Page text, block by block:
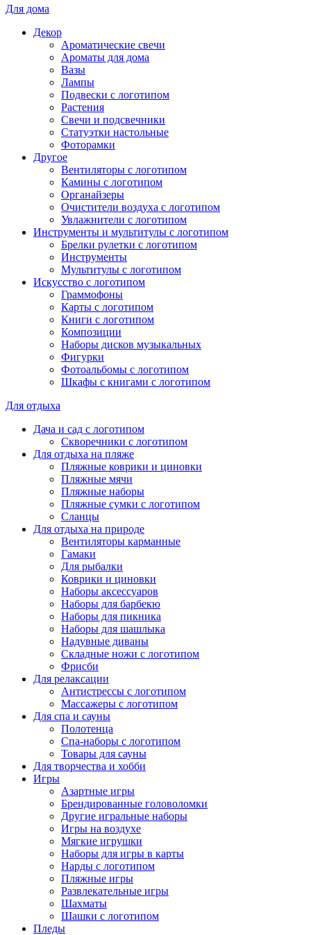
Для дома
Декор
Ароматические свечи
Ароматы для дома
Вазы
Лампы
Подвески с логотипом
Растения
Свечи и подсвечники
Статуэтки настольные
Фоторамки
Другое
Вентиляторы с логотипом
Камины с логотипом
Органайзеры
Очистители воздуха с логотипом
Увлажнители с логотипом
Инструменты и мультитулы с логотипом
Брелки рулетки с логотипом
Инструменты
Мультитулы с логотипом
Искусство с логотипом
Граммофоны
Карты с логотипом
Книги с логотипом
Композиции
Наборы дисков музыкальных
Фигурки
Фотоальбомы с логотипом
Шкафы с книгами с логотипом
Для отдыха
Дача и сад с логотипом
Скворечники с логотипом
Для отдыха на пляже
Пляжные коврики и циновки
Пляжные мячи
Пляжные наборы
Пляжные сумки с логотипом
Сланцы
Для отдыха на природе
Вентиляторы карманные
Гамаки
Для рыбалки
Коврики и циновки
Наборы аксессуаров
Наборы для барбекю
Наборы для пикника
Наборы для шашлыка
Надувные диваны
Складные ножи с логотипом
Фрисби
Для релаксации
Антистрессы с логотипом
Массажеры с логотипом
Для спа и сауны
Полотенца
Спа-наборы с логотипом
Товары для сауны
Для творчества и хобби
Игры
Азартные игры
Брендированные головоломки
Другие игральные наборы
Игры на воздухе
Мягкие игрушки
Наборы для игры в карты
Нарды с логотипом
Пляжные игры
Развлекательные игры
Шахматы
Шашки с логотипом
Пледы